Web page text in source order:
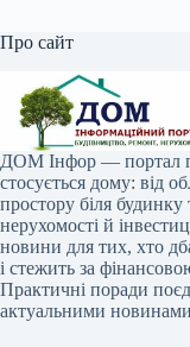
Про сайт
ДОМ Інфор — портал
стосується дому: від
простору біля
нерухомості й
новини для тих, хто
і стежить за
Практичні поради
актуальними